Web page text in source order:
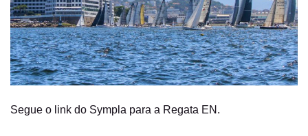
Segue o link do Sympla para a Regata EN.